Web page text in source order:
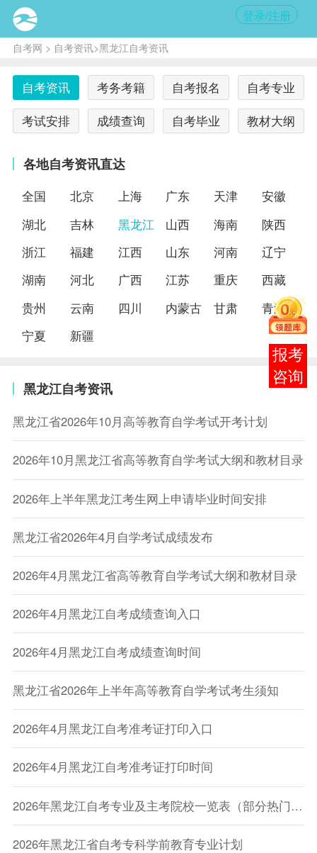
登录/注册
自考网 > 自考资讯>黑龙江自考资讯
自考资讯 考务考籍 自考报名
自考专业
考试安排
成绩查询 自考毕业 教材大纲
各地自考资讯直达
全国 北京 上海 广东 天津
安徽
湖北
吉林 黑龙江 山西 海南
陕西
浙江
福建 江西 山东 河南
辽宁
湖南
河北 广西 江苏 重庆
西藏
贵州
云南 四川 内蒙古 甘肃
青海
宁夏
新疆
黑龙江自考资讯
黑龙江省2026年10月高等教育自学考试开考计划
2026年10月黑龙江省高等教育自学考试大纲和教材目录
2026年上半年黑龙江考生网上申请毕业时间安排
黑龙江省2026年4月自学考试成绩发布
2026年4月黑龙江省高等教育自学考试大纲和教材目录
2026年4月黑龙江自考成绩查询入口
2026年4月黑龙江自考成绩查询时间
黑龙江省2026年上半年高等教育自学考试考生须知
2026年4月黑龙江自考准考证打印入口
2026年4月黑龙江自考准考证打印时间
2026年黑龙江自考专业及主考院校一览表（部分热门专业）
2026年黑龙江省自考专科学前教育专业计划
报考
咨询